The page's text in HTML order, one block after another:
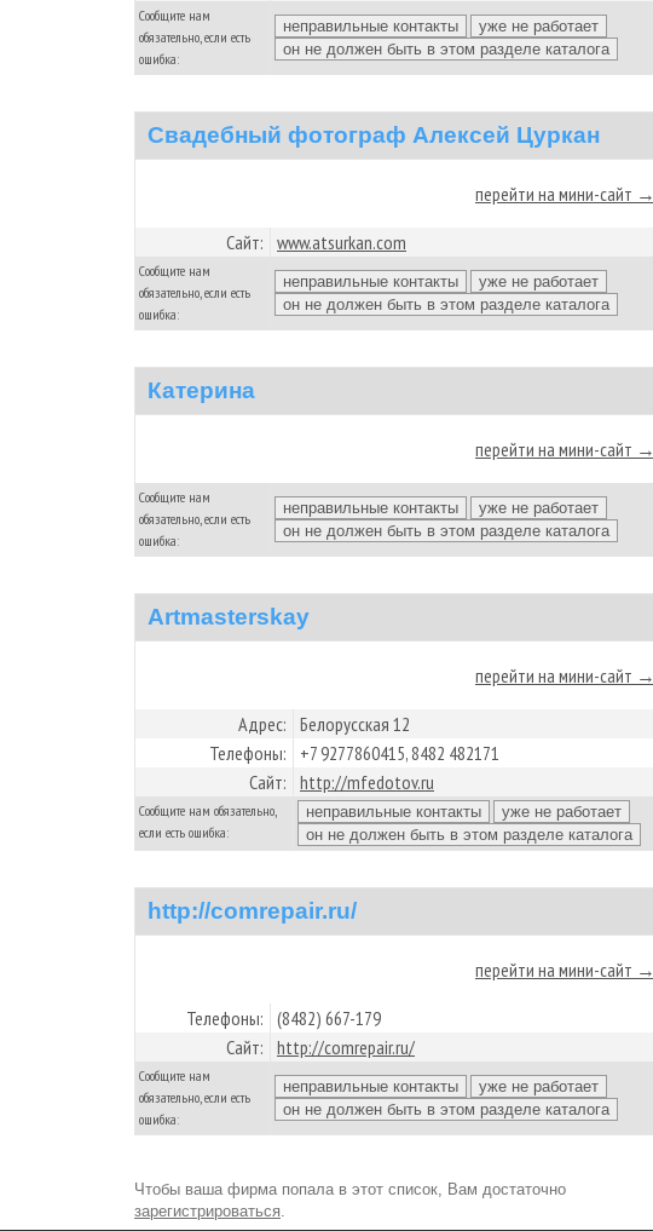
Сообщите нам
обязательно, если есть
ошибка:
Свадебный фотограф Алексей Цуркан
перейти на мини-сайт →
Сайт: www.atsurkan.com
Сообщите нам
обязательно, если есть
ошибка:
Катерина
перейти на мини-сайт →
Сообщите нам
обязательно, если есть
ошибка:
Artmasterskay
перейти на мини-сайт →
Адрес: Белорусская 12
Телефоны:
+7 9277860415, 8482 482171
Сайт: http://mfedotov.ru
Сообщите нам обязательно,
если есть ошибка:
http://comrepair.ru/
перейти на мини-сайт →
Телефоны: (8482) 667-179
Сайт: http://comrepair.ru/
Сообщите нам
обязательно, если есть
ошибка:
Чтобы ваша фирма попала в этот список, Вам достаточно
зарегистрироваться.